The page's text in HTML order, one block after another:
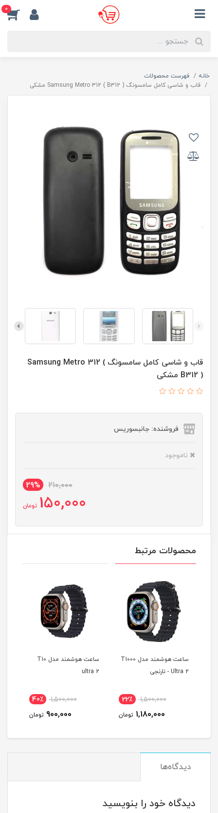
0
خانه
فهرست محصولات
قاب و شاسی کامل سامسونگ Samsung Metro 312 ( B312 ) مشکی
قاب و شاسی کامل سامسونگ Samsung Metro 312 (
B312 ) مشکی
فروشنده: جانبسوریس
ناموجود
210,000
29%
150,000 تومان
محصولات مرتبط
ساعت هوشمند مدل T1000
Ultra 2 - نارنجی
1,500,000 22٪
1,180,000 تومان
ساعت هوشمند مدل T10
ultra 2
1,500,000 40٪
900,000 تومان
دیدگاه‌ها
دیدگاه خود را بنویسید